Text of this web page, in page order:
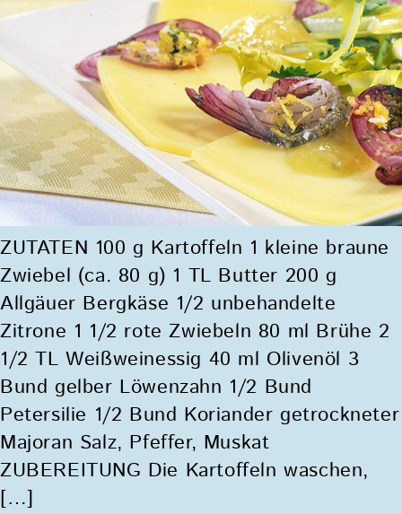
ZUTATEN 100 g Kartoffeln 1 kleine braune
Zwiebel (ca. 80 g) 1 TL Butter 200 g
Allgäuer Bergkäse 1/2 unbehandelte
Zitrone 1 1/2 rote Zwiebeln 80 ml Brühe 2
1/2 TL Weißweinessig 40 ml Olivenöl 3
Bund gelber Löwenzahn 1/2 Bund
Petersilie 1/2 Bund Koriander getrockneter
Majoran Salz, Pfeffer, Muskat
ZUBEREITUNG Die Kartoffeln waschen,
[…]